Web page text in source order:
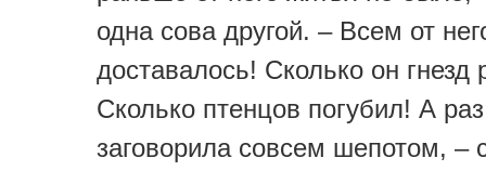
одна сова другой. – Всем от
доставалось! Сколько он гнезд
Сколько птенцов погубил! А
заговорила совсем шепотом, –